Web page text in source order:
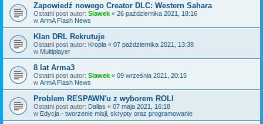
Zapowiedź nowego Creator DLC: Western Sahara
Ostatni post autor: Slawek « 26 października 2021, 18:16
w ArmA Flash News
Klan DRL Rekrutuje
Ostatni post autor: Kropla « 07 października 2021, 13:38
w Multiplayer
8 lat Arma3
Ostatni post autor: Slawek « 09 września 2021, 20:15
w ArmA Flash News
Problem RESPAWN'u z wyborem ROLI
Ostatni post autor: Dallas « 07 maja 2021, 16:18
w Edycja - tworzenie misji, skrypty oraz programowanie